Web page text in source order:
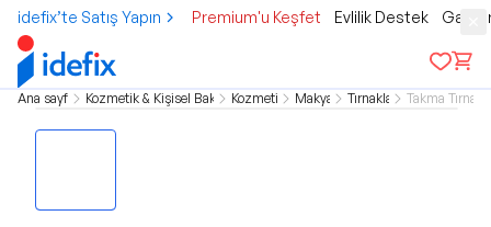
idefix’te Satış Yapın Premium'u Keşfet Evlilik Destek
Ana sayfa Kozmetik & Kişisel Bakım Kozmetik Makyaj Tırnaklar Takma Tırnak